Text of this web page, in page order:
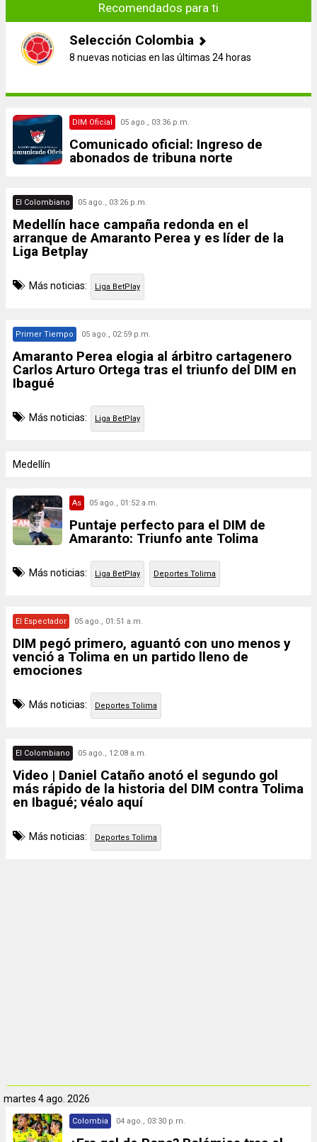
Recomendados para ti
Selección Colombia
8 nuevas noticias en las últimas 24 horas
DIM Oficial 05 ago., 03:36 p.m.
Comunicado oficial: Ingreso de
abonados de tribuna norte
El Colombiano 05 ago., 03:26 p.m.
Medellín hace campaña redonda en el
arranque de Amaranto Perea y es líder de la
Liga Betplay
Más noticias: Liga BetPlay
Primer Tiempo 05 ago., 02:59 p.m.
Amaranto Perea elogia al árbitro cartagenero
Carlos Arturo Ortega tras el triunfo del DIM en
Ibagué
Más noticias: Liga BetPlay
Medellín
As 05 ago., 01:52 a.m.
Puntaje perfecto para el DIM de
Amaranto: Triunfo ante Tolima
Más noticias: Liga BetPlay Deportes Tolima
El Espectador 05 ago., 01:51 a.m.
DIM pegó primero, aguantó con uno menos y
venció a Tolima en un partido lleno de
emociones
Más noticias: Deportes Tolima
El Colombiano 05 ago., 12:08 a.m.
Video | Daniel Cataño anotó el segundo gol
más rápido de la historia del DIM contra Tolima
en Ibagué; véalo aquí
Más noticias: Deportes Tolima
martes 4 ago. 2026
Colombia 04 ago., 03:30 p.m.